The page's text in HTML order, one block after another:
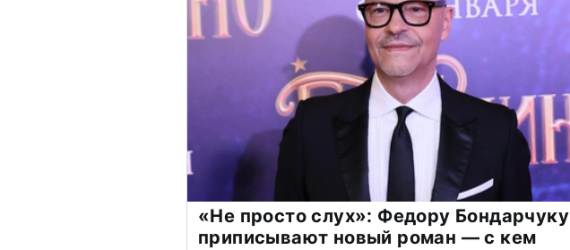
«Не просто слух»: Федору Бондарчуку
приписывают новый роман — с кем